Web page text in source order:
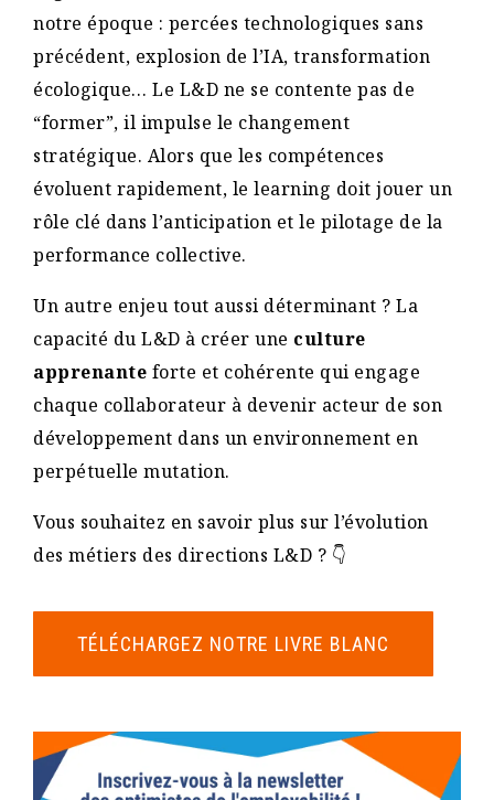
notre époque : percées technologiques sans
précédent, explosion de l’IA, transformation
écologique… Le L&D ne se contente pas de
“former”, il impulse le changement
stratégique. Alors que les compétences
évoluent rapidement, le learning doit jouer un
rôle clé dans l’anticipation et le pilotage de la
performance collective.
Un autre enjeu tout aussi déterminant ? La
capacité du L&D à créer une culture
apprenante forte et cohérente qui engage
chaque collaborateur à devenir acteur de son
développement dans un environnement en
perpétuelle mutation.
Vous souhaitez en savoir plus sur l’évolution
des métiers des directions L&D ? 👇
TÉLÉCHARGEZ NOTRE LIVRE BLANC